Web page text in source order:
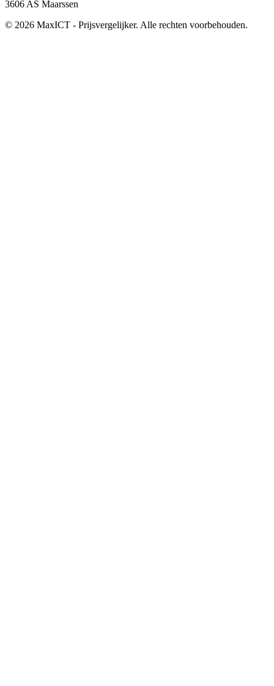
3606 AS Maarssen
© 2026 MaxICT - Prijsvergelijker. Alle rechten voorbehouden.